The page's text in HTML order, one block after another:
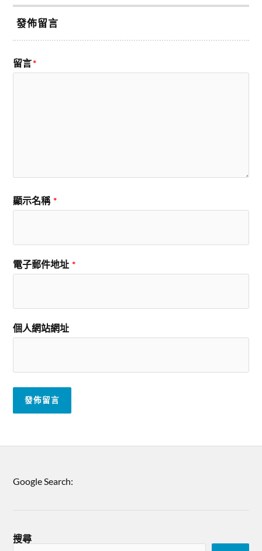
發佈留言
留言*
顯示名稱 *
電子郵件地址 *
個人網站網址
Google Search:
搜尋